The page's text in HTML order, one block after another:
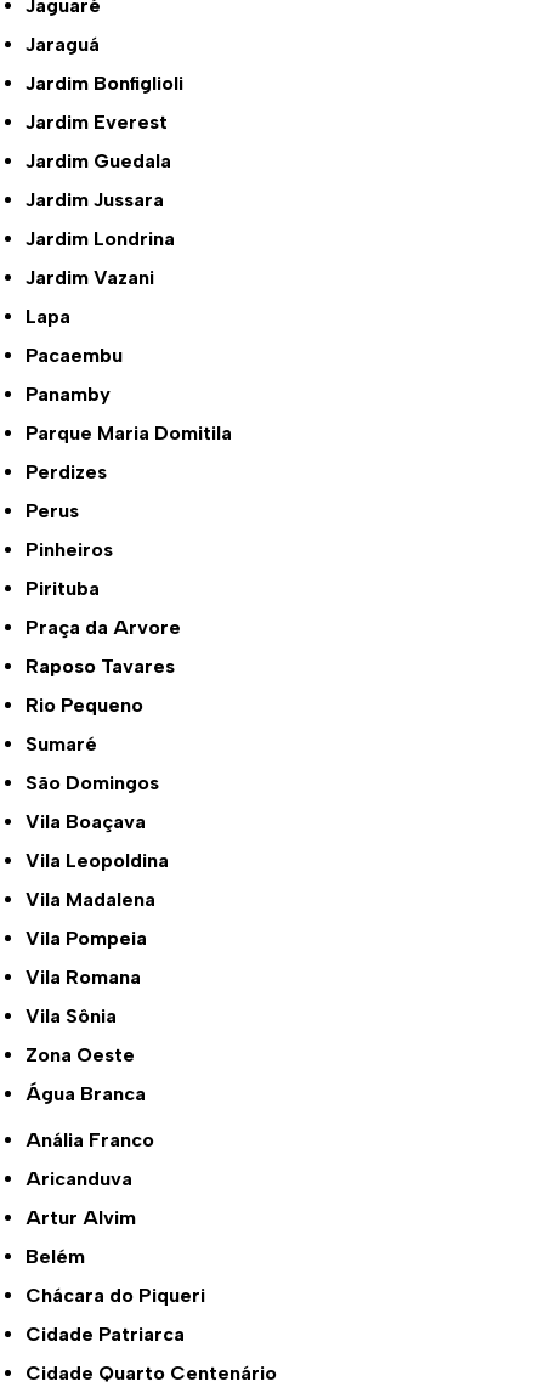
Jaguaré
Jaraguá
Jardim Bonfiglioli
Jardim Everest
Jardim Guedala
Jardim Jussara
Jardim Londrina
Jardim Vazani
Lapa
Pacaembu
Panamby
Parque Maria Domitila
Perdizes
Perus
Pinheiros
Pirituba
Praça da Arvore
Raposo Tavares
Rio Pequeno
Sumaré
São Domingos
Vila Boaçava
Vila Leopoldina
Vila Madalena
Vila Pompeia
Vila Romana
Vila Sônia
Zona Oeste
Água Branca
Anália Franco
Aricanduva
Artur Alvim
Belém
Chácara do Piqueri
Cidade Patriarca
Cidade Quarto Centenário